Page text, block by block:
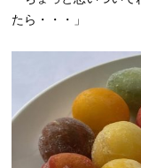
たら・・・」